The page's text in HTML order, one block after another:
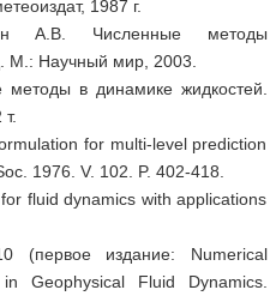
1987 г.
А.В. Численные методы
М.: Научный мир, 2003.
в динамике жидкостей.
for multi-level prediction
1976. V. 102. P. 402-418.
fluid dynamics with applications
(первое издание: Numerical
Geophysical Fluid Dynamics.